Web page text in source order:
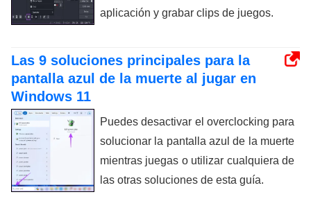
aplicación y grabar clips de juegos.
Las 9 soluciones principales para la
pantalla azul de la muerte al jugar en
Windows 11
Puedes desactivar el overclocking para
solucionar la pantalla azul de la muerte
mientras juegas o utilizar cualquiera de
las otras soluciones de esta guía.